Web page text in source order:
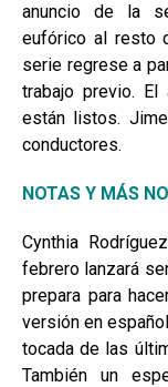
anuncio de la
eufórico al resto
serie regrese a
trabajo previo.
están listos.
conductores.
NOTAS Y MÁS
Cynthia
febrero lanzará
prepara para
versión en
tocada de las
También un